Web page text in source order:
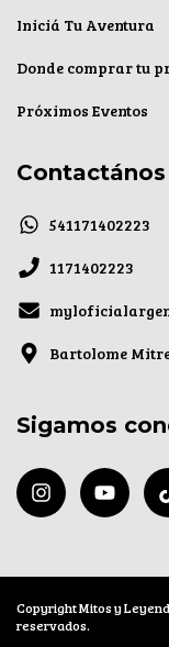
Iniciá Tu Aventura
Donde comprar tu
Próximos Eventos
Contactános
541171402223
1171402223
Bartolome
Sigamos
Copyright Mitos y
reservados.